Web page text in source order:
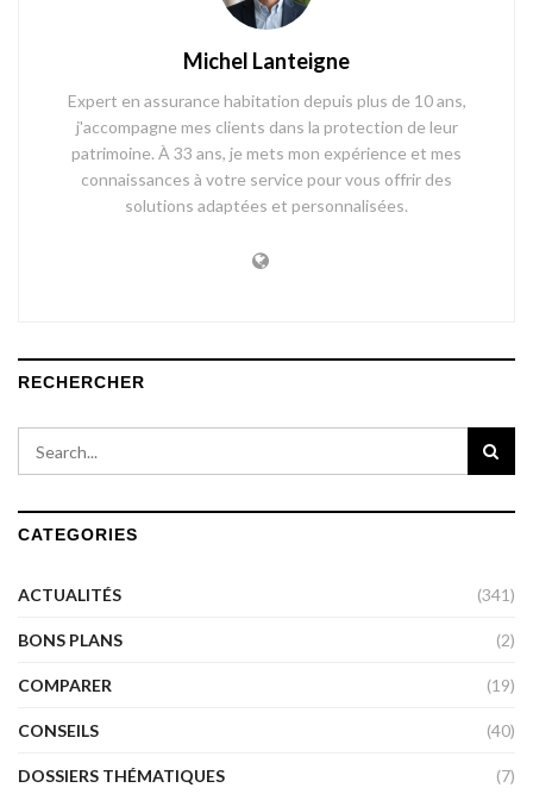
Michel Lanteigne
Expert en assurance habitation depuis plus de 10 ans,
j'accompagne mes clients dans la protection de leur
patrimoine. À 33 ans, je mets mon expérience et mes
connaissances à votre service pour vous offrir des
solutions adaptées et personnalisées.
RECHERCHER
CATEGORIES
ACTUALITÉS (341)
BONS PLANS (2)
COMPARER (19)
CONSEILS (40)
DOSSIERS THÉMATIQUES (7)